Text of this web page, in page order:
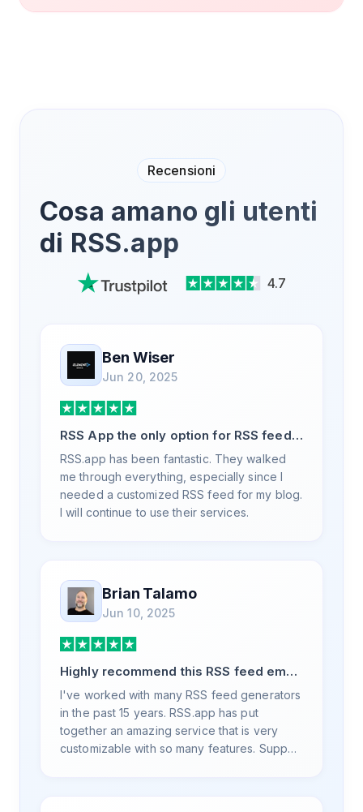
Recensioni
Cosa amano gli utenti
di RSS.app
4.7
Ben Wiser
Jun 20, 2025
RSS App the only option for RSS feed
generation
RSS.app has been fantastic. They walked
me through everything, especially since I
needed a customized RSS feed for my blog.
I will continue to use their services.
Brian Talamo
Jun 10, 2025
Highly recommend this RSS feed email
/ widget generator service.
I've worked with many RSS feed generators
in the past 15 years. RSS.app has put
together an amazing service that is very
customizable with so many features. Support